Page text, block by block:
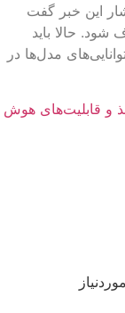
این خبر گفت
حالا باید
مدل‌ها در
و قابلیت‌های هوش